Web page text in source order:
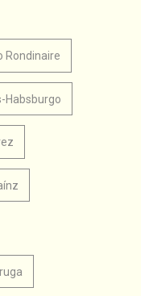
Rondinaire
Habsburgo